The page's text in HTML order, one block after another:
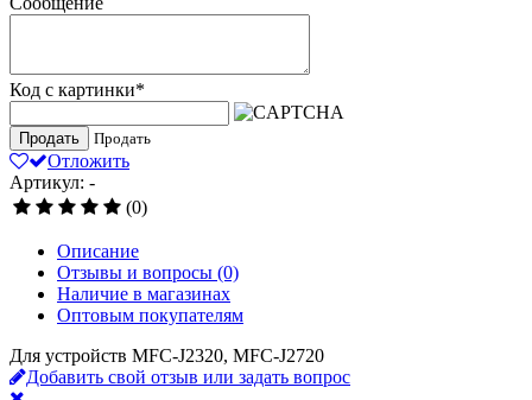
Код с картинки*
Продать Продать
Отложить
Артикул: -
(0)
Описание
Отзывы и вопросы (0)
Наличие в магазинах
Оптовым покупателям
Для устройств MFC-J2320, MFC-J2720
Добавить свой отзыв или задать вопрос